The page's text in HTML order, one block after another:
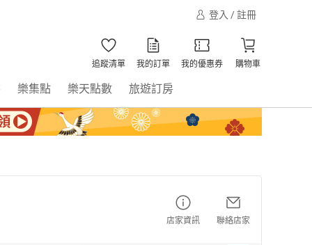
登入 / 註冊
追蹤清單 我的訂單 我的優惠券 購物車
樂集點 樂天點數 旅遊訂房
店家資訊 聯絡店家